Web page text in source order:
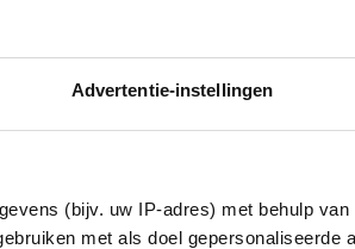
Advertentie-instellingen
(bijv. uw IP-adres) met behulp van
met als doel gepersonaliseerde
en soepele huid. Bij
lijntjes, vooral rond de ogen
vermoeid is.
vochtophoping en een
huid daar dunner ogen,
je verder prima voelt.